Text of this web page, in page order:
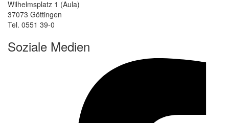
Wilhelmsplatz 1 (Aula)
37073 Göttingen
Tel. 0551 39-0
Soziale Medien